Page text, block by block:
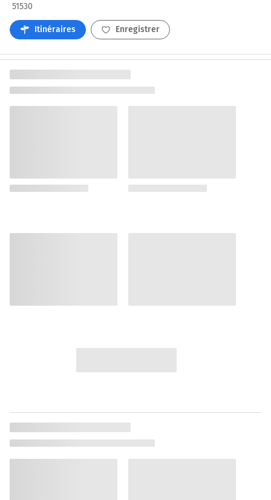
51530
Itinéraires Enregistrer